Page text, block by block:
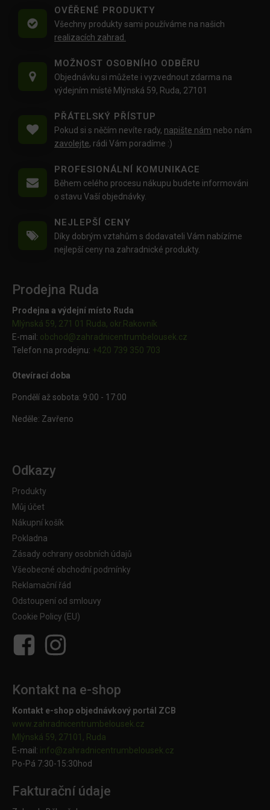
OVĚŘENÉ PRODUKTY
Všechny produkty sami používáme na našich
realizacích zahrad.
MOŽNOST OSOBNÍHO ODBĚRU
Objednávku si můžete i vyzvednout zdarma na
výdejním místě Mlýnská 59, Ruda, 27101
PŘÁTELSKÝ PŘÍSTUP
Pokud si s něčím nevíte rady, napište nám nebo nám
zavolejte, rádi Vám poradíme :)
PROFESIONÁLNÍ KOMUNIKACE
Během celého procesu nákupu budete informováni
o stavu Vaší objednávky.
NEJLEPŠÍ CENY
Díky dobrým vztahům s dodavateli Vám nabízíme
nejlepší ceny na zahradnické produkty.
Prodejna Ruda
Prodejna a výdejní místo Ruda
Mlýnská 59, 271 01 Ruda, okr.Rakovník
E-mail: obchod@zahradnicentrumbelousek.cz
Telefon na prodejnu: +420 739 350 703
Otevírací doba
Pondělí až sobota: 9:00 - 17:00
Neděle: Zavřeno
Odkazy
Produkty
Můj účet
Nákupní košík
Pokladna
Zásady ochrany osobních údajů
Všeobecné obchodní podmínky
Reklamační řád
Odstoupení od smlouvy
Cookie Policy (EU)
Kontakt na e-shop
Kontakt e-shop objednávkový portál ZCB
www.zahradnicentrumbelousek.cz
Mlýnská 59, 27101, Ruda
E-mail: info@zahradnicentrumbelousek.cz
Po-Pá 7:30-15:30hod
Fakturační údaje